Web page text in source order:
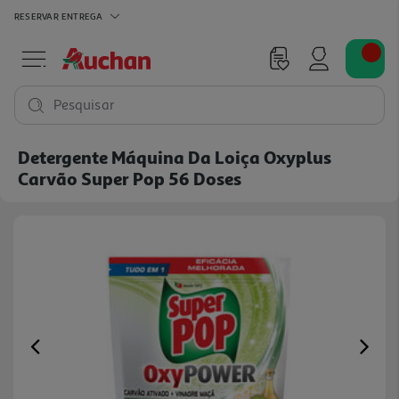
RESERVAR ENTREGA
Pesquisar
Detergente Máquina Da Loiça Oxyplus
Carvão Super Pop 56 Doses
Previous